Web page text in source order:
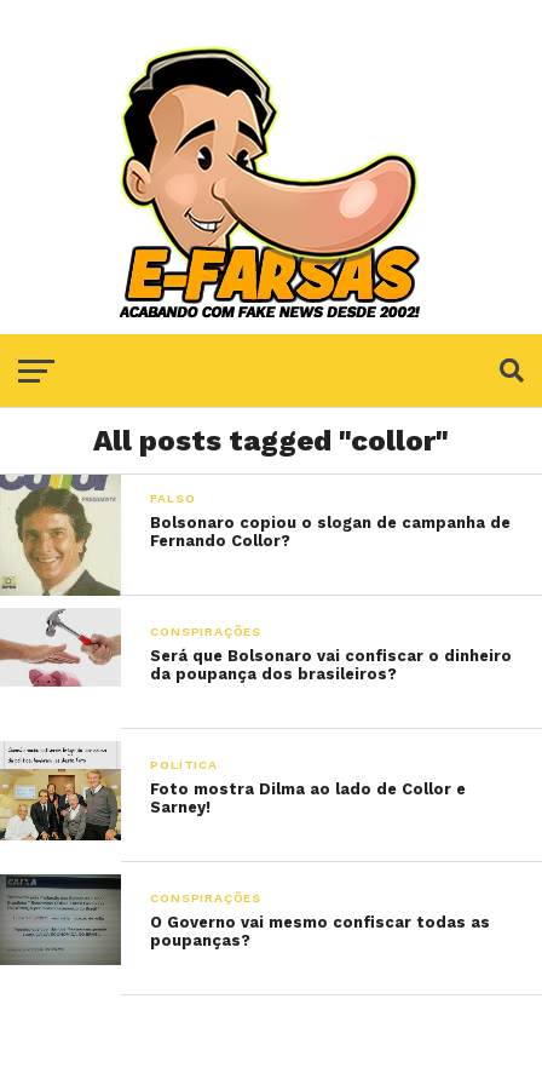
All posts tagged "collor"
FALSO
Bolsonaro copiou o slogan de campanha de
Fernando Collor?
CONSPIRAÇÕES
Será que Bolsonaro vai confiscar o dinheiro
da poupança dos brasileiros?
POLÍTICA
Foto mostra Dilma ao lado de Collor e
Sarney!
CONSPIRAÇÕES
O Governo vai mesmo confiscar todas as
poupanças?